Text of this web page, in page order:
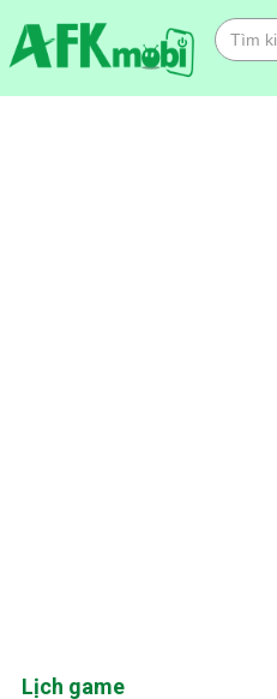
Lịch game